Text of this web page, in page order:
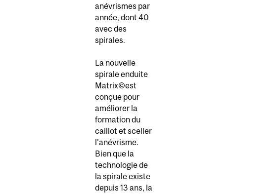
anévrismes par
année, dont 40
avec des
spirales.
La nouvelle
spirale enduite
Matrix©est
conçue pour
améliorer la
formation du
caillot et sceller
l'anévrisme.
Bien que la
technologie de
la spirale existe
depuis 13 ans, la